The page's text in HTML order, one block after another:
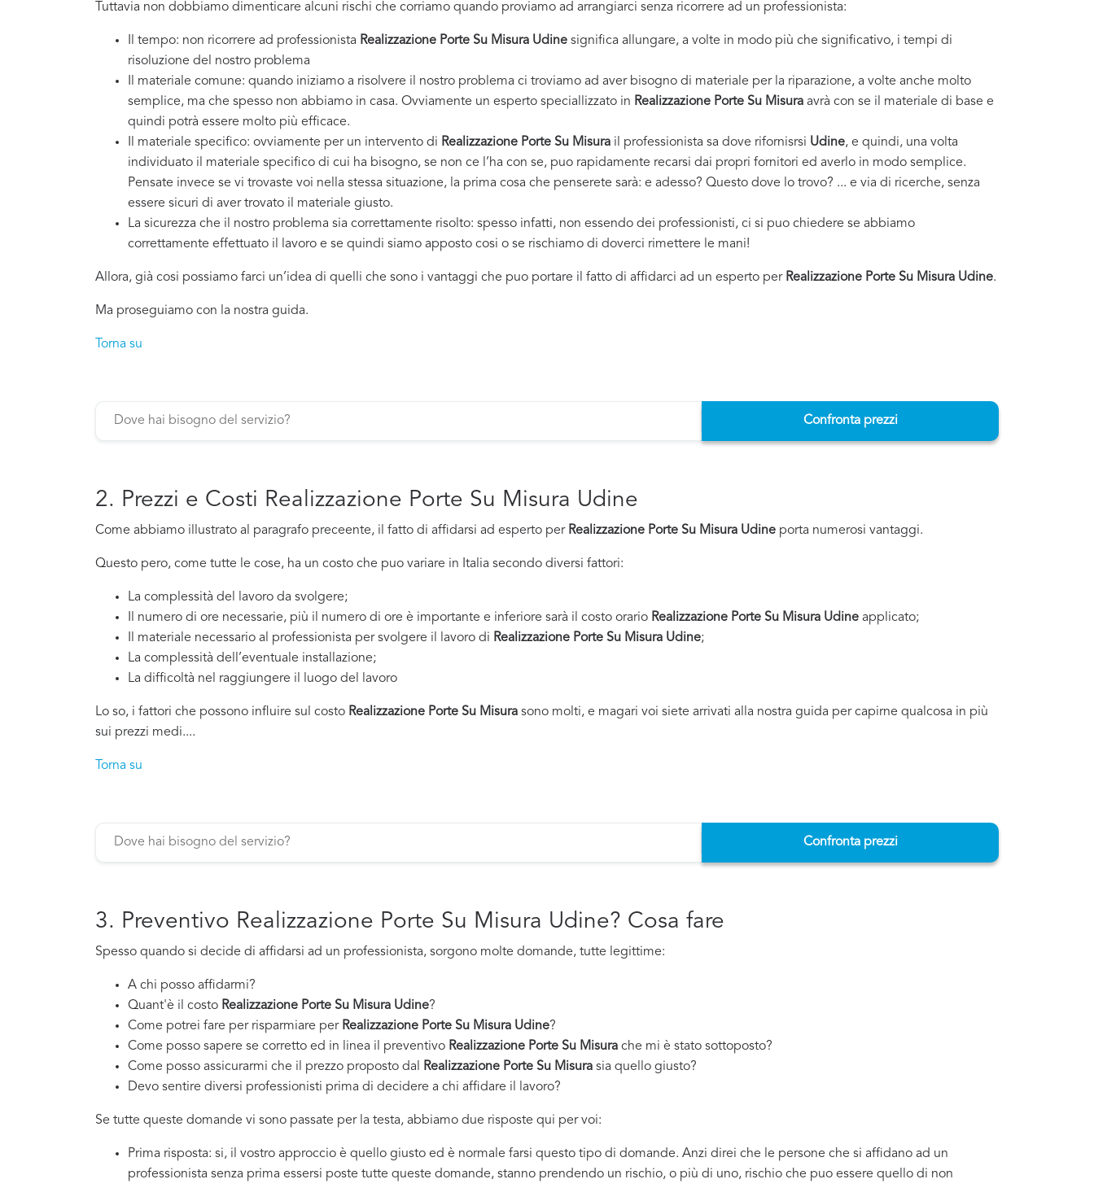
Tuttavia non dobbiamo dimenticare alcuni rischi che corriamo quando proviamo ad arrangiarci senza ricorrere ad un professionista:
Il tempo: non ricorrere ad professionista Realizzazione Porte Su Misura Udine significa allungare, a volte in modo più che significativo, i tempi di
risoluzione del nostro problema
Il materiale comune: quando iniziamo a risolvere il nostro problema ci troviamo ad aver bisogno di materiale per la riparazione, a volte anche molto
semplice, ma che spesso non abbiamo in casa. Ovviamente un esperto speciallizzato in Realizzazione Porte Su Misura avrà con se il materiale di base e
quindi potrà essere molto più efficace.
Il materiale specifico: ovviamente per un intervento di Realizzazione Porte Su Misura il professionista sa dove rifornisrsi Udine, e quindi, una volta
individuato il materiale specifico di cui ha bisogno, se non ce l’ha con se, puo rapidamente recarsi dai propri fornitori ed averlo in modo semplice.
Pensate invece se vi trovaste voi nella stessa situazione, la prima cosa che penserete sarà: e adesso? Questo dove lo trovo? ... e via di ricerche, senza
essere sicuri di aver trovato il materiale giusto.
La sicurezza che il nostro problema sia correttamente risolto: spesso infatti, non essendo dei professionisti, ci si puo chiedere se abbiamo
correttamente effettuato il lavoro e se quindi siamo apposto cosi o se rischiamo di doverci rimettere le mani!
Allora, già cosi possiamo farci un’idea di quelli che sono i vantaggi che puo portare il fatto di affidarci ad un esperto per Realizzazione Porte Su Misura Udine.
Ma proseguiamo con la nostra guida.
Torna su
Confronta prezzi
2. Prezzi e Costi Realizzazione Porte Su Misura Udine
Come abbiamo illustrato al paragrafo preceente, il fatto di affidarsi ad esperto per Realizzazione Porte Su Misura Udine porta numerosi vantaggi.
Questo pero, come tutte le cose, ha un costo che puo variare in Italia secondo diversi fattori:
La complessità del lavoro da svolgere;
Il numero di ore necessarie, più il numero di ore è importante e inferiore sarà il costo orario Realizzazione Porte Su Misura Udine applicato;
Il materiale necessario al professionista per svolgere il lavoro di Realizzazione Porte Su Misura Udine;
La complessità dell’eventuale installazione;
La difficoltà nel raggiungere il luogo del lavoro
Lo so, i fattori che possono influire sul costo Realizzazione Porte Su Misura sono molti, e magari voi siete arrivati alla nostra guida per capirne qualcosa in più
sui prezzi medi....
Torna su
Confronta prezzi
3. Preventivo Realizzazione Porte Su Misura Udine? Cosa fare
Spesso quando si decide di affidarsi ad un professionista, sorgono molte domande, tutte legittime:
A chi posso affidarmi?
Quant'è il costo Realizzazione Porte Su Misura Udine?
Come potrei fare per risparmiare per Realizzazione Porte Su Misura Udine?
Come posso sapere se corretto ed in linea il preventivo Realizzazione Porte Su Misura che mi è stato sottoposto?
Come posso assicurarmi che il prezzo proposto dal Realizzazione Porte Su Misura sia quello giusto?
Devo sentire diversi professionisti prima di decidere a chi affidare il lavoro?
Se tutte queste domande vi sono passate per la testa, abbiamo due risposte qui per voi:
Prima risposta: si, il vostro approccio è quello giusto ed è normale farsi questo tipo di domande. Anzi direi che le persone che si affidano ad un
professionista senza prima essersi poste tutte queste domande, stanno prendendo un rischio, o più di uno, rischio che puo essere quello di non